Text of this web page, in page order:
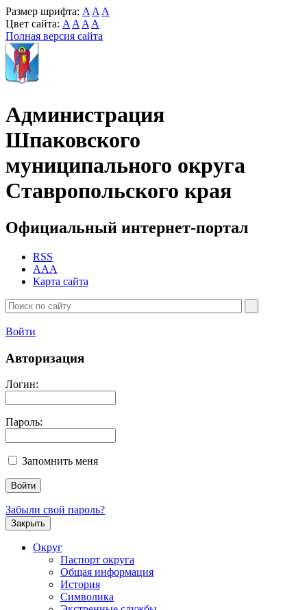
Размер шрифта: A A A
Цвет сайта: A A A A
Полная версия сайта
Администрация
Шпаковского
муниципального округа
Ставропольского края
Официальный интернет-портал
RSS
AAA
Карта сайта
Войти
Авторизация
Логин:
Пароль:
Запомнить меня
Забыли свой пароль?
Закрыть
Округ
Паспорт округа
Общая информация
История
Символика